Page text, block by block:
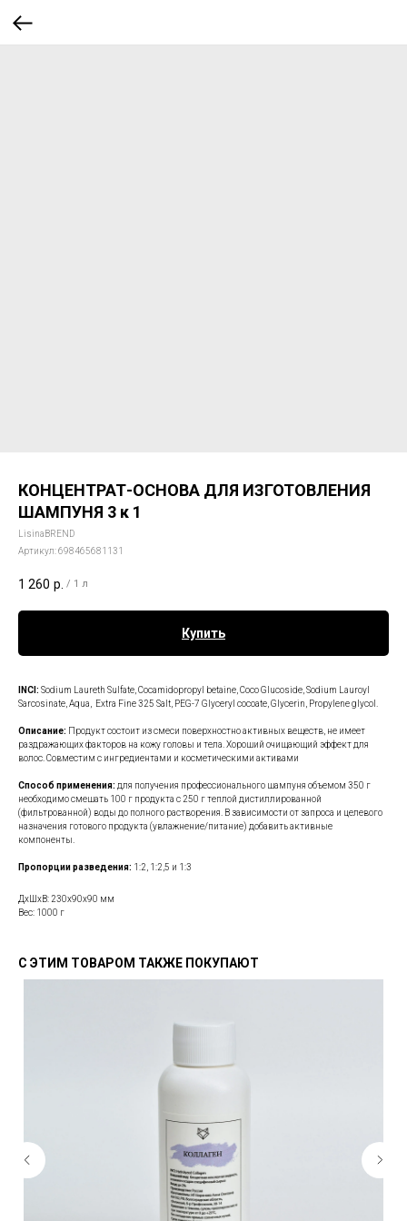
КОНЦЕНТРАТ-ОСНОВА ДЛЯ ИЗГОТОВЛЕНИЯ
ШАМПУНЯ 3 к 1
LisinaBREND
Артикул:698465681131
1 260 р. / 1 л
Купить
INCI: Sodium Laureth Sulfate, Сocamidopropyl betaine, Coco Glucoside, Sodium Lauroyl
Sarcosinate, Aqua, Extra Fine 325 Salt, PEG-7 Glyceryl cocoate, Glycerin, Propylene glycol.
Описание: Продукт состоит из смеси поверхностно активных веществ, не имеет
раздражающих факторов на кожу головы и тела. Хороший очищающий эффект для
волос. Совместим с ингредиентами и косметическими активами
Способ применения: для получения профессионального шампуня объемом 350 г
необходимо смешать 100 г продукта с 250 г теплой дистиллированной
(фильтрованной) воды до полного растворения. В зависимости от запроса и целевого
назначения готового продукта (увлажнение/питание) добавить активные
компоненты.
Пропорции разведения: 1:2, 1:2,5 и 1:3
ДxШxВ: 230x90x90 мм
Вес: 1000 г
С ЭТИМ ТОВАРОМ ТАКЖЕ ПОКУПАЮТ